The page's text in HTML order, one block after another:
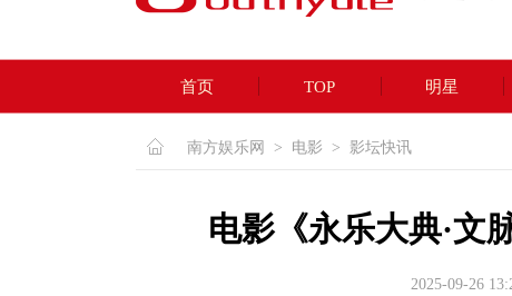
首页 TOP 明星
南方娱乐网 > 电影 > 影坛快讯
电影《永乐大典·文
2025-09-26